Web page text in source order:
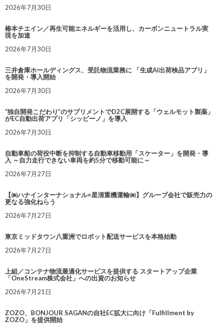
2026年7月30日
椿本チエイン／再生可能エネルギーを活用し、カーボンニュートラル実
現を加速
2026年7月30日
三井倉庫ホールディングス、受託物流業務に 「生成AI出荷検品アプリ」
を開発・導入開始
2026年7月30日
“独自開発こだわり”のサプリメントでD2C展開する「ウェルモット製薬」
がEC自動出荷アプリ「シッピーノ」を導入
2026年7月30日
自動車船の荷役中断を抑制する自動車移動用「スケーター」を開発・導
入 ～自力走行できない車両を約5分で移動可能に～
2026年7月27日
【㈱ハナインターナショナル×星清重機運輸㈱】グループ会社で販売力の
更なる強化ねらう
2026年7月27日
東京ミッドタウン八重洲でロボット配送サービスを本格始動
2026年7月27日
上組／コンテナ物流最適化サービスを提供する スタートアップ企業
「OneStream株式会社」への出資のお知らせ
2026年7月21日
ZOZO、BONJOUR SAGANの自社EC拡大に向け「Fulfillment by
ZOZO」を提供開始